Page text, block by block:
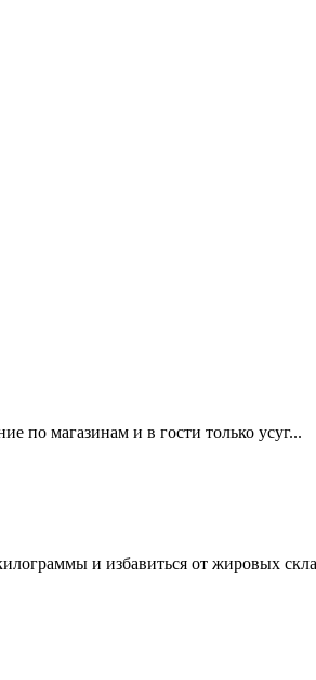
по магазинам и в гости только усуг...
и избавиться от жировых